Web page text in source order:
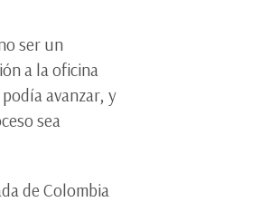
ser un
a la oficina
avanzar, y
sea
de Colombia